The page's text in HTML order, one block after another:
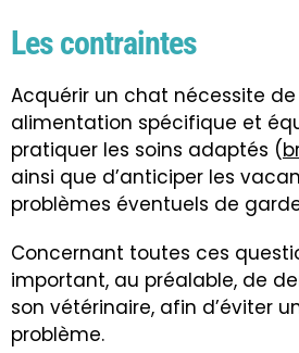
Les contraintes
Acquérir un chat nécessite
alimentation spécifique et
pratiquer les soins adaptés (
ainsi que d’anticiper les
problèmes éventuels de
Concernant toutes ces
important, au préalable, de
son vétérinaire, afin d’éviter
problème.